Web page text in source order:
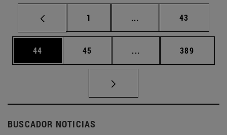
Página
1 ... Páginas intermedias
Página
43
Página
44 Página
45 ... Páginas intermedias
Página
389
BUSCADOR NOTICIAS